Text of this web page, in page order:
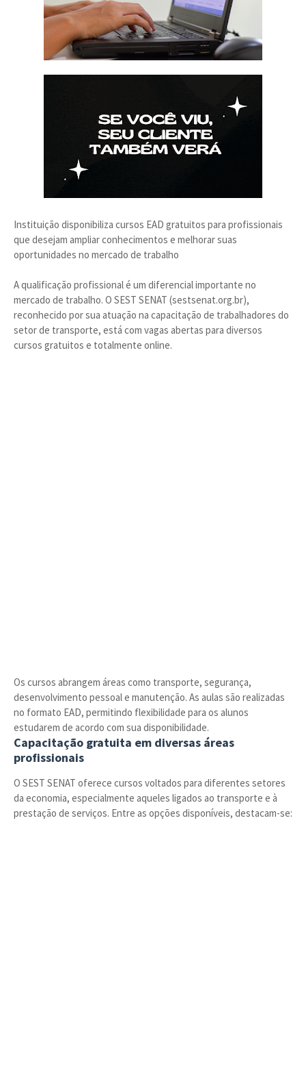
Instituição disponibiliza cursos EAD gratuitos para profissionais
que desejam ampliar conhecimentos e melhorar suas
oportunidades no mercado de trabalho
A qualificação profissional é um diferencial importante no
mercado de trabalho. O SEST SENAT (sestsenat.org.br),
reconhecido por sua atuação na capacitação de trabalhadores do
setor de transporte, está com vagas abertas para diversos
cursos gratuitos e totalmente online.
Os cursos abrangem áreas como transporte, segurança,
desenvolvimento pessoal e manutenção. As aulas são realizadas
no formato EAD, permitindo flexibilidade para os alunos
estudarem de acordo com sua disponibilidade.
Capacitação gratuita em diversas áreas
profissionais
O SEST SENAT oferece cursos voltados para diferentes setores
da economia, especialmente aqueles ligados ao transporte e à
prestação de serviços. Entre as opções disponíveis, destacam-se: